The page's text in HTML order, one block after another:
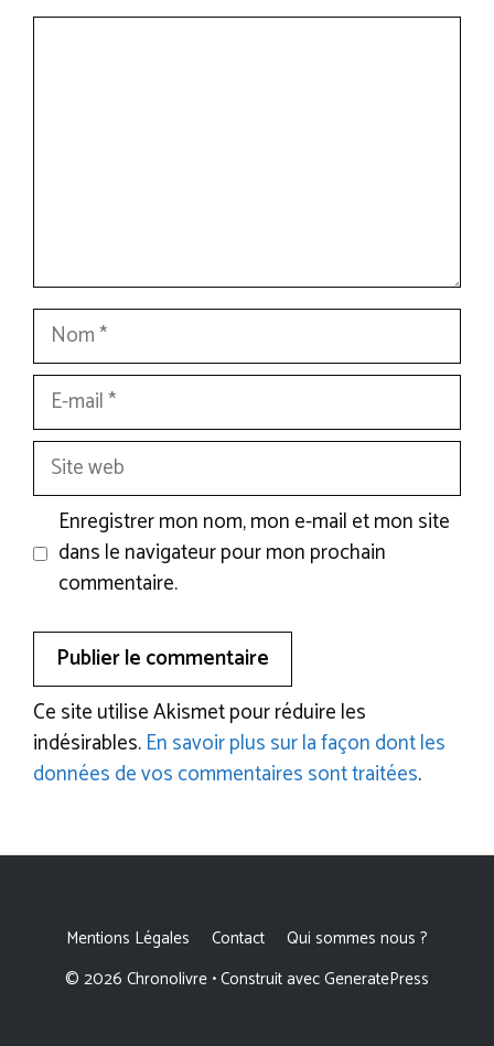
Nom
mail
Site
web
Enregistrer mon nom, mon e-mail et mon site
dans le navigateur pour mon prochain
commentaire.
Ce site utilise Akismet pour réduire les
indésirables.En savoir plus sur la façon dont les
données de vos commentaires sont traitées.
Mentions Légales Contact
Qui sommes nous ?
© 2026 Chronolivre • Construit avecGeneratePress